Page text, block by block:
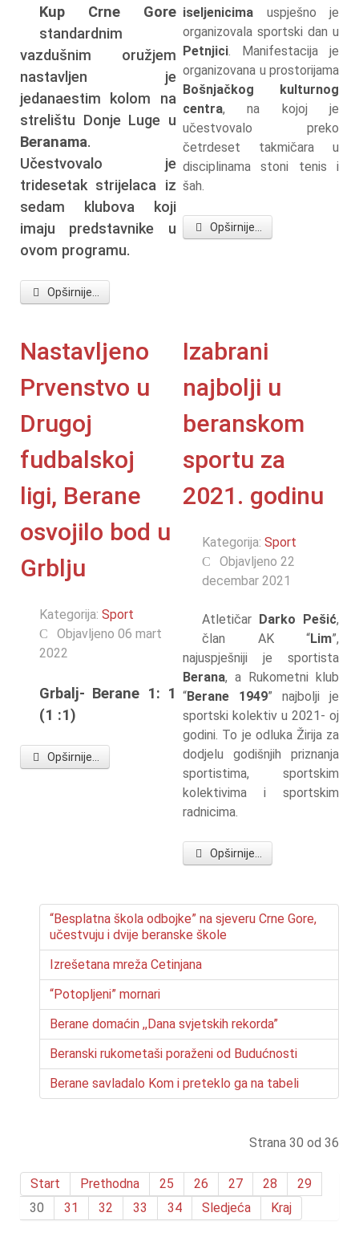
Kup Crne Gore
standardnim
vazdušnim oružjem
nastavljen je
jedanaestim kolom na
strelištu Donje Luge u
Beranama.
Učestvovalo je
tridesetak strijelaca iz
sedam klubova koji
imaju predstavnike u
ovom programu.
Opširnije...
iseljenicima uspješno je
organizovala sportski dan u
Petnjici. Manifestacija je
organizovana u prostorijama
Bošnjačkog kulturnog
centra, na kojoj je
učestvovalo preko
četrdeset takmičara u
disciplinama stoni tenis i
šah.
Opširnije...
Nastavljeno
Prvenstvo u
Drugoj
fudbalskoj
ligi, Berane
osvojilo bod u
Grblju
Kategorija: Sport
Objavljeno 06 mart
2022
Grbalj- Berane 1: 1
(1 :1)
Opširnije...
Izabrani
najbolji u
beranskom
sportu za
2021. godinu
Kategorija:Sport
Objavljeno 22
decembar 2021
Atletičar Darko Pešić,
član AK “Lim”,
najuspješniji je sportista
Berana, a Rukometni klub
“Berane 1949” najbolji je
sportski kolektiv u 2021- oj
godini. To je odluka Žirija za
dodjelu godišnjih priznanja
sportistima, sportskim
kolektivima i sportskim
radnicima.
Opširnije...
“Besplatna škola odbojke” na sjeveru Crne Gore,
učestvuju i dvije beranske škole
Izrešetana mreža Cetinjana
“Potopljeni” mornari
Berane domaćin ,,Dana svjetskih rekorda”
Beranski rukometaši poraženi od Budućnosti
Berane savladalo Kom i preteklo ga na tabeli
Strana 30 od 36
Start Prethodna 25 26 27 28
29
30
31 32 33 34 Sledjeća Kraj